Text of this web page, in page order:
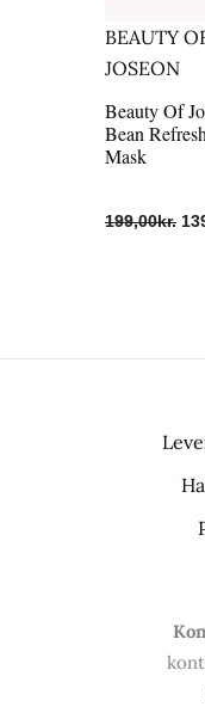
BEAUTY
JOSEON
Beauty Of
Bean
Mask
199,00kr.